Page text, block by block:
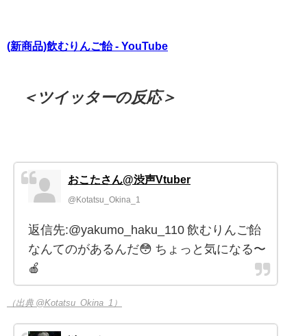
(新商品)飲むりんご飴 - YouTube
＜ツイッターの反応＞
おこたさん@渋声Vtuber
@Kotatsu_Okina_1
返信先:@yakumo_haku_110 飲むりんご飴
なんてのがあるんだ😳 ちょっと気になる〜
🍎
（出典 @Kotatsu_Okina_1）